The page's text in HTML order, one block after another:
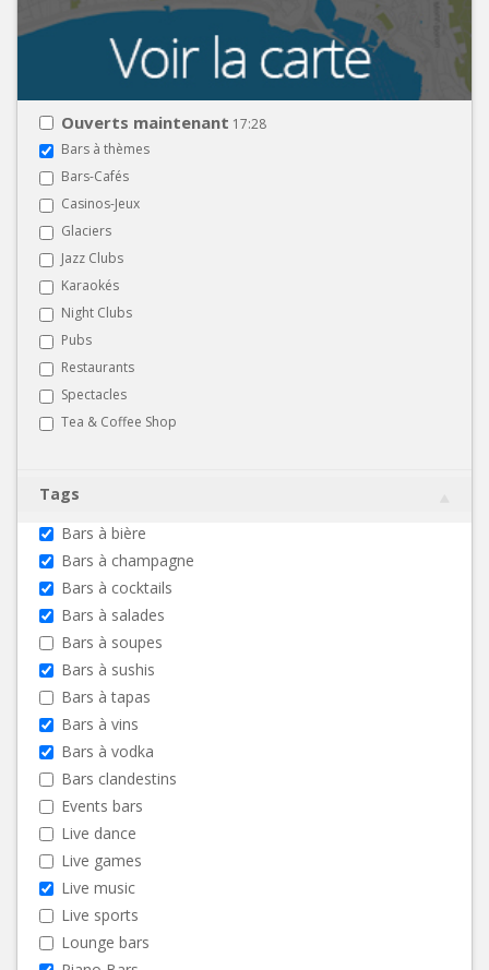
Ouverts maintenant 17:28
Bars à thèmes
Bars-Cafés
Casinos-Jeux
Glaciers
Jazz Clubs
Karaokés
Night Clubs
Pubs
Restaurants
Spectacles
Tea & Coffee Shop
Tags
Bars à bière
Bars à champagne
Bars à cocktails
Bars à salades
Bars à soupes
Bars à sushis
Bars à tapas
Bars à vins
Bars à vodka
Bars clandestins
Events bars
Live dance
Live games
Live music
Live sports
Lounge bars